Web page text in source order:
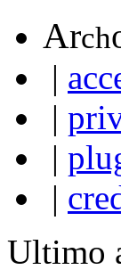
Arch
|
|
|
|
Ultimo